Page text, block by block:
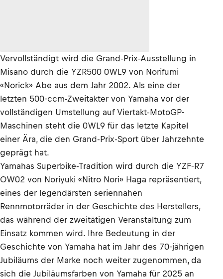
Vervollständigt wird die Grand-Prix-Ausstellung in
Misano durch die YZR500 0WL9 von Norifumi
«Norick» Abe aus dem Jahr 2002. Als eine der
letzten 500-ccm-Zweitakter von Yamaha vor der
vollständigen Umstellung auf Viertakt-MotoGP-
Maschinen steht die 0WL9 für das letzte Kapitel
einer Ära, die den Grand-Prix-Sport über Jahrzehnte
geprägt hat.
Yamahas Superbike-Tradition wird durch die YZF-R7
OW02 von Noriyuki «Nitro Nori» Haga repräsentiert,
eines der legendärsten seriennahen
Rennmotorräder in der Geschichte des Herstellers,
das während der zweitätigen Veranstaltung zum
Einsatz kommen wird. Ihre Bedeutung in der
Geschichte von Yamaha hat im Jahr des 70-jährigen
Jubiläums der Marke noch weiter zugenommen, da
sich die Jubiläumsfarben von Yamaha für 2025 an